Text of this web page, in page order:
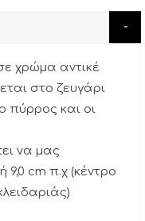
χρώμα αντικέ
στο ζευγάρι
πύρρος και οι
να μας
9,0 cm π.χ (κέντρο